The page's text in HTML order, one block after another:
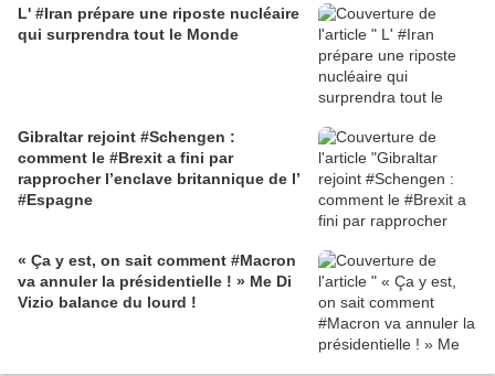
L' #Iran prépare une riposte nucléaire
qui surprendra tout le Monde
Gibraltar rejoint #Schengen :
comment le #Brexit a fini par
rapprocher l’enclave britannique de l’
#Espagne
« Ça y est, on sait comment #Macron
va annuler la présidentielle ! » Me Di
Vizio balance du lourd !